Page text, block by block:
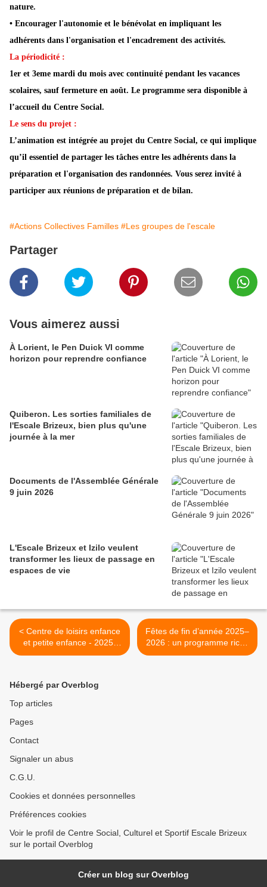
nature.
• Encourager l'autonomie et le bénévolat en impliquant les
adhérents dans l'organisation et l'encadrement des activités.
La périodicité :
1er et 3eme mardi du mois avec continuité pendant les vacances
scolaires, sauf fermeture en août. Le programme sera disponible à
l’accueil du Centre Social.
Le sens du projet :
L’animation est intégrée au projet du Centre Social, ce qui implique
qu’il essentiel de partager les tâches entre les adhérents dans la
préparation et l'organisation des randonnées. Vous serez invité à
participer aux réunions de préparation et de bilan.
#Actions Collectives Familles #Les groupes de l'escale
Partager
Vous aimerez aussi
À Lorient, le Pen Duick VI comme
horizon pour reprendre confiance
Quiberon. Les sorties familiales de
l'Escale Brizeux, bien plus qu'une
journée à la mer
Documents de l'Assemblée Générale
9 juin 2026
L'Escale Brizeux et Izilo veulent
transformer les lieux de passage en
espaces de vie
< Centre de loisirs enfance
et petite enfance - 2025-
2026
Fêtes de fin d’année 2025–
2026 : un programme riche
et chaleureux à Escale
Hébergé par Overblog
Top articles
Pages
Contact
Signaler un abus
C.G.U.
Cookies et données personnelles
Préférences cookies
Voir le profil de Centre Social, Culturel et Sportif Escale Brizeux
sur le portail Overblog
Créer un blog sur Overblog